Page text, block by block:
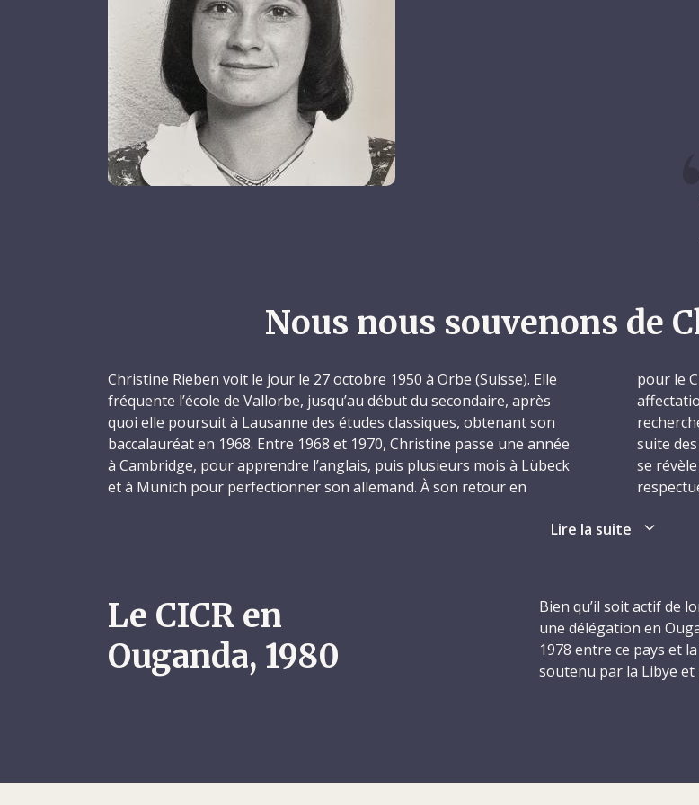
Nous nous souvenons de
Christine Rieben voit le jour le 27 octobre 1950 à Orbe (Suisse). Elle
fréquente l’école de Vallorbe, jusqu’au début du secondaire, après
quoi elle poursuit à Lausanne des études classiques, obtenant son
baccalauréat en 1968. Entre 1968 et 1970, Christine passe une année
à Cambridge, pour apprendre l’anglais, puis plusieurs mois à Lübeck
et à Munich pour perfectionner son allemand. À son retour en
des habitants. Elle passe une année à explorer le Pérou, la Bolivie, le
Chili, l’Équateur et le Brésil, visitant des sites archéologiques et
collaborant à de petits projets pour des missionnaires locaux. Elle
passera les deux années suivantes à sillonner l’Argentine, travaillant
sa candidature au CICR pour travailler comme déléguée.
pour le
suite
se
CICR
que
Lire la suite
Le CICR en
Ouganda, 1980
Bien qu’il soit actif de
une délégation en
1978 entre ce pays et
soutenu par la Libye et
libération nationale de
Pendant toute cette